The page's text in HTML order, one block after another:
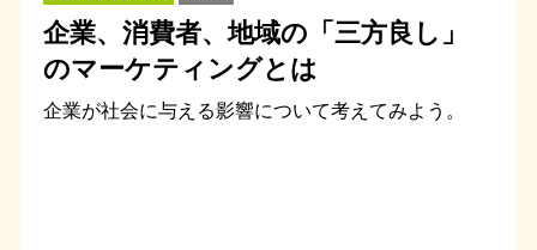
企業、消費者、地域の「三方良し」
のマーケティングとは
企業が社会に与える影響について考えてみよう。